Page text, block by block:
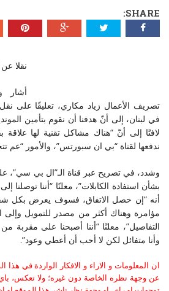
SHARE:
نقلا
أشار
تصريف الأعمال زياد مكاري، تعليقًا على
في لبنان، إلى أنّ هدفنا أن نقوم بتأمين
لافتًا إلى أنّ “هناك مشاكل تقنية لها علاقة
ندفعها لقناة “بي ان سبورتس”، والأمور
وشدد، في تصريح عبر قناة الـ”ال بي سي”،
بشأن استفادة الكابلات”، معلنًا “أننا توصلنا
أنه “إن حصل الاتفاق، فسوف يعرض بكل
مؤامرة وهناك أكثر من مصدر للتمويل
التفاصيل”، معلنًا “أننا أصبحنا على مقربة
وأنا متفائل لكن لا أحب أن أعطي وعود”.
ان المعلومات و الاراء و الافكار الواردة في هذا
عن وجهة نظره الخاصة دون غيره؛ ولا تعكس،